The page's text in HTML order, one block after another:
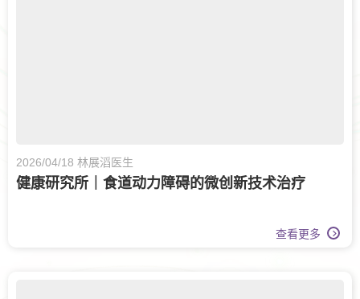
2026/04/18 林展滔医生
健康研究所｜食道动力障碍的微创新技术治疗
查看更多